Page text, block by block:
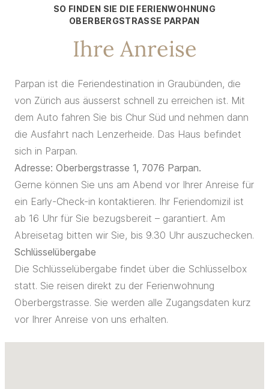
SO FINDEN SIE DIE FERIENWOHNUNG
OBERBERGSTRASSE PARPAN
Ihre Anreise
Parpan ist die Feriendestination in Graubünden, die
von Zürich aus äusserst schnell zu erreichen ist. Mit
dem Auto fahren Sie bis Chur Süd und nehmen dann
die Ausfahrt nach Lenzerheide. Das Haus befindet
sich in Parpan.
Adresse: Oberbergstrasse 1, 7076 Parpan.
Gerne können Sie uns am Abend vor Ihrer Anreise für
ein Early-Check-in kontaktieren. Ihr Feriendomizil ist
ab 16 Uhr für Sie bezugsbereit – garantiert. Am
Abreisetag bitten wir Sie, bis 9.30 Uhr auszuchecken.
Schlüsselübergabe
Die Schlüsselübergabe findet über die Schlüsselbox
statt. Sie reisen direkt zu der Ferienwohnung
Oberbergstrasse. Sie werden alle Zugangsdaten kurz
vor Ihrer Anreise von uns erhalten.